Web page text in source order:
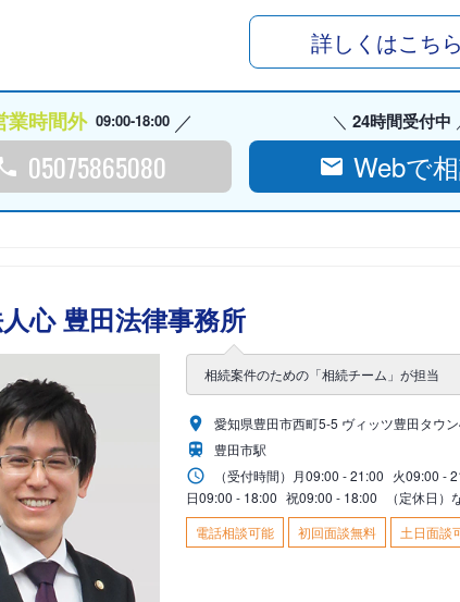
詳しくはこちら
業時間外 09:00-18:00
05075865080
24時間受付中
Webで
心 豊田法律事務所
相続案件のための「相続チーム」が担当
愛知県豊田市西町5-5 ヴィッツ豊田タウ
豊田市駅
（受付時間） 月09:00 - 21:00 火09:00 -
日09:00 - 18:00 祝09:00 - 18:00
（定休日）
電話相談可能
初回面談無料 土日面談